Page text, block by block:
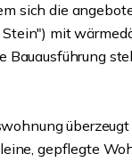
sich die
mit
Bauausführung
gepflegte